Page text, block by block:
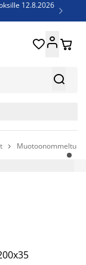
12.8.2026


 
 Muotoonommeltu